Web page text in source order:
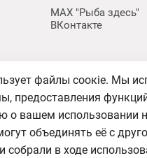
MAX "Рыба здесь"
ВКонтакте
файлы соокіе. Мы
предоставления
вашем использовании
объединять её с
в ходе